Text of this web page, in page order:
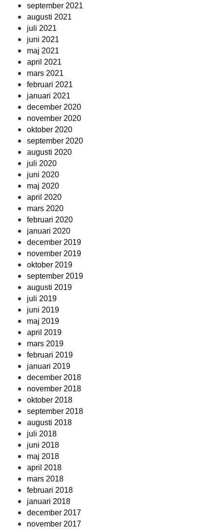
september 2021
augusti 2021
juli 2021
juni 2021
maj 2021
april 2021
mars 2021
februari 2021
januari 2021
december 2020
november 2020
oktober 2020
september 2020
augusti 2020
juli 2020
juni 2020
maj 2020
april 2020
mars 2020
februari 2020
januari 2020
december 2019
november 2019
oktober 2019
september 2019
augusti 2019
juli 2019
juni 2019
maj 2019
april 2019
mars 2019
februari 2019
januari 2019
december 2018
november 2018
oktober 2018
september 2018
augusti 2018
juli 2018
juni 2018
maj 2018
april 2018
mars 2018
februari 2018
januari 2018
december 2017
november 2017